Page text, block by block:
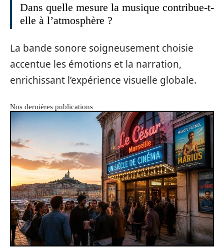
Dans quelle mesure la musique contribue-t-
elle à l’atmosphère ?
La bande sonore soigneusement choisie
accentue les émotions et la narration,
enrichissant l’expérience visuelle globale.
Nos dernières publications